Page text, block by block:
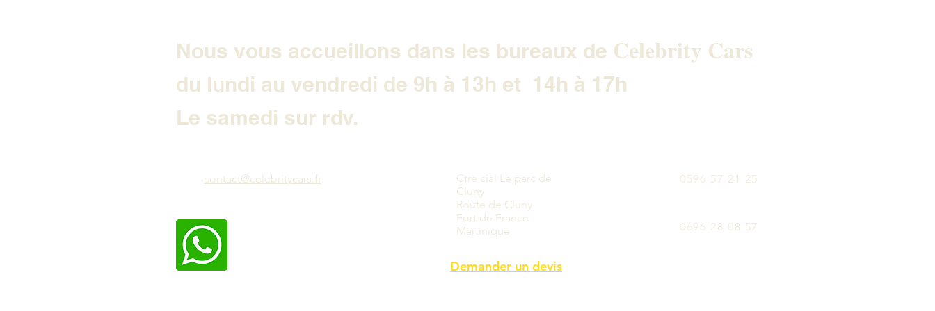
Nous vous accueillons dans les bureaux de Celebrity Cars
du lundi au vendredi de 9h à 13h et 14h à 17h
Le samedi sur rdv.
contact@celebritycars.fr
Ctre cial Le parc de
Cluny
Route de Cluny
Fort de France
Martinique
0596 57 21 25
0696 28 08 57
Demander un devis